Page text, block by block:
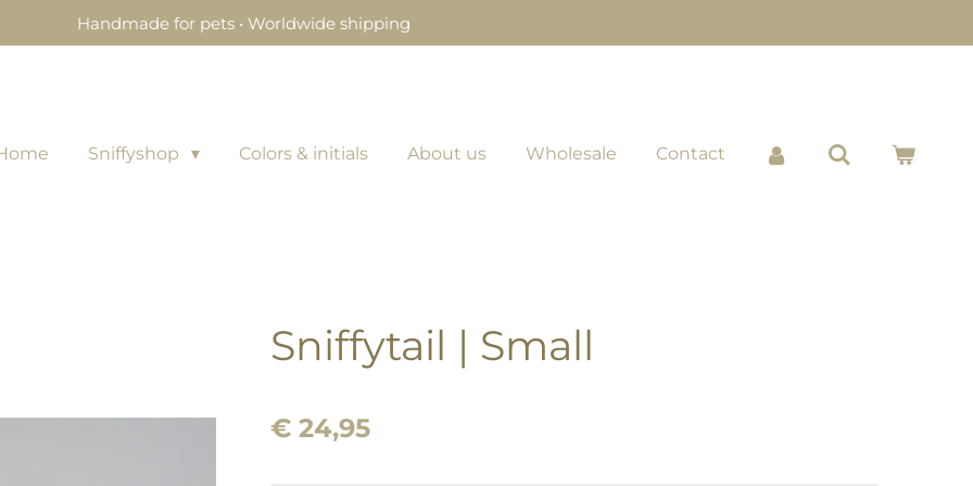
Handmade for pets • Worldwide shipping
Sniffyshop Colors & initials About us Wholesale Contact
Sniffytail | Small
€ 24,95